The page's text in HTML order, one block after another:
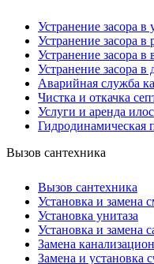
Устранение засора в
Устранение засора в
Устранение засора в
Устранение засора
Аварийная служба
Чистка и откачка
Услуги и аренда
Гидродинамическая
Вызов сантехника
Вызов сантехника
Установка и замена
Установка унитаза
Установка и замена
Замена
Замена и установка